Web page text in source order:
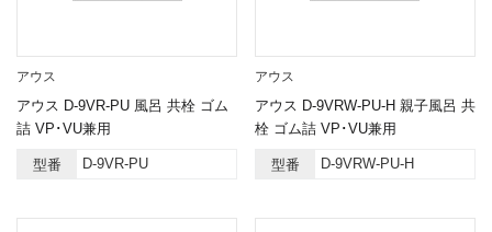
アウス
アウス D-9VR-PU 風呂 共栓 ゴム
詰 VP･VU兼用
型番 D-9VR-PU
アウス
アウス D-9VRW-PU-H 親子風呂 共
栓 ゴム詰 VP･VU兼用
型番 D-9VRW-PU-H